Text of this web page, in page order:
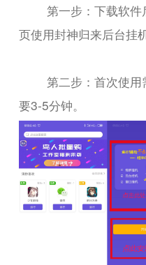
第一步：下载软
页使用封神归来后台挂
第二步：首次使
要3-5分钟。